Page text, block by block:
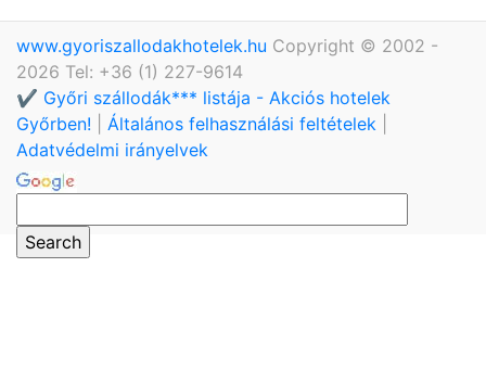
www.gyoriszallodakhotelek.hu Copyright © 2002 -
2026 Tel: +36 (1) 227-9614
✔️ Győri szállodák*** listája - Akciós hotelek
Győrben!
Általános felhasználási feltételek
Adatvédelmi irányelvek